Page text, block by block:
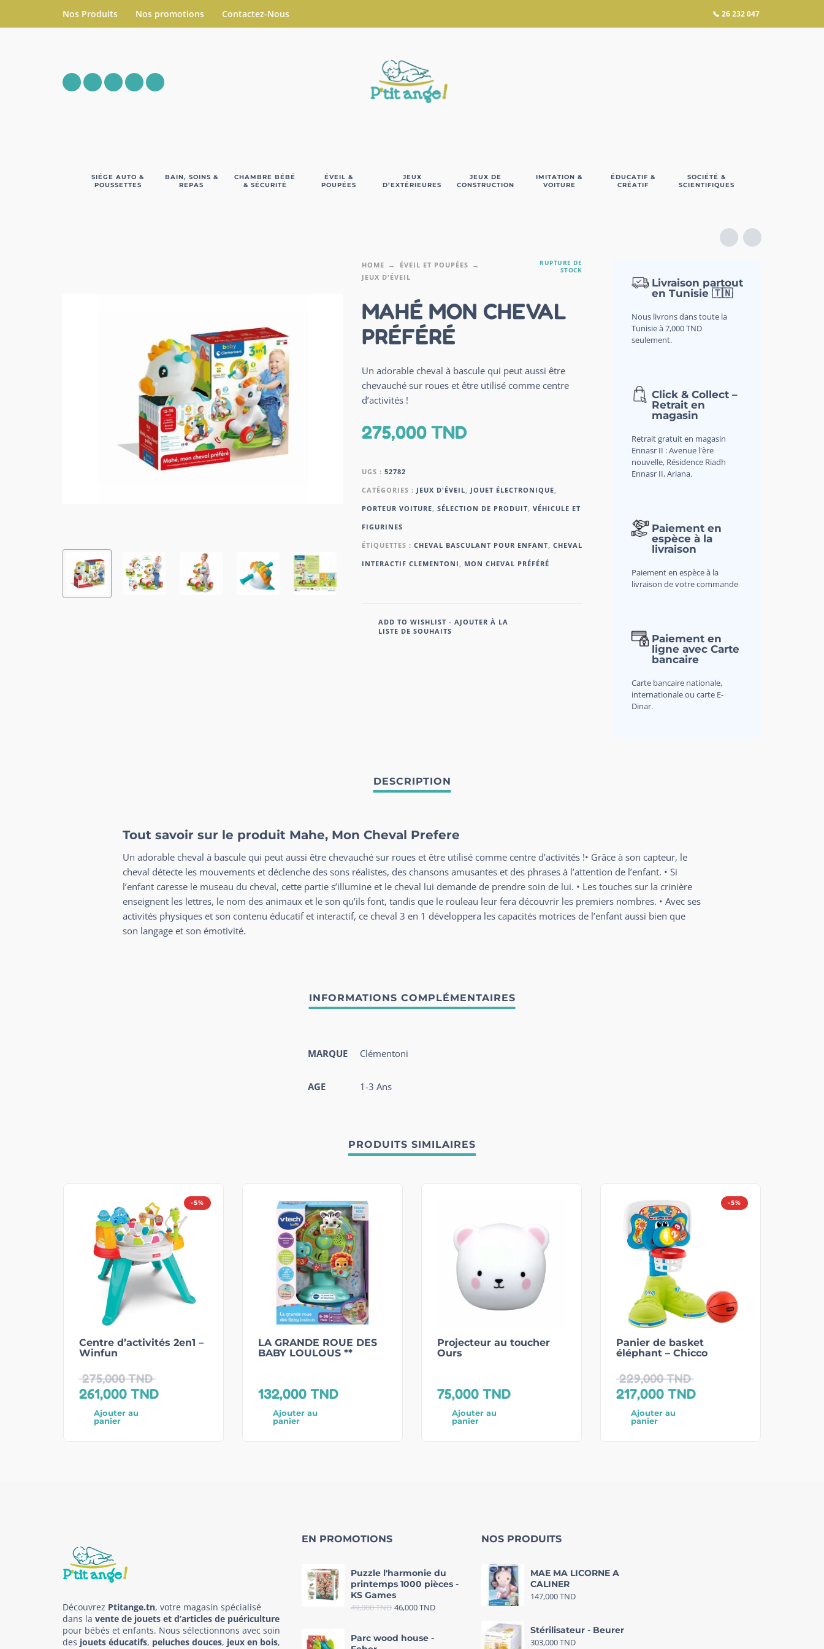
Nos Produits Nos promotions Contactez-Nous 📞 26 232 047
SIÉGE AUTO &
POUSSETTES
BAIN, SOINS &
REPAS
CHAMBRE BÉBÉ
& SÉCURITÉ
ÉVEIL &
POUPÉES
JEUX
D’EXTÉRIEURES
JEUX DE
CONSTRUCTION
IMITATION &
VOITURE
ÉDUCATIF &
CRÉATIF
SOCIÉTÉ &
SCIENTIFIQUES
HOME
ÉVEIL ET POUPÉES
JEUX D'ÉVEIL
RUPTURE DE
STOCK
MAHÉ MON CHEVAL
PRÉFÉRÉ
Un adorable cheval à bascule qui peut aussi être
chevauché sur roues et être utilisé comme centre
d’activités !
275,000TND
UGS : 52782
CATÉGORIES : JEUX D'ÉVEIL, JOUET ÉLECTRONIQUE,
PORTEUR VOITURE, SÉLECTION DE PRODUIT, VÉHICULE ET
FIGURINES
ÉTIQUETTES : CHEVAL BASCULANT POUR ENFANT, CHEVAL
INTERACTIF CLEMENTONI , MON CHEVAL PRÉFÉRÉ
ADD TO WISHLIST - AJOUTER À LA
LISTE DE SOUHAITS
Livraison partout
en Tunisie 🇹🇳
Nous livrons dans toute la
Tunisie à 7,000 TND
seulement.
Click & Collect –
Retrait en
magasin
Retrait gratuit en magasin
Ennasr II : Avenue l'ère
nouvelle, Résidence Riadh
Ennasr II, Ariana.
Paiement en
espèce à la
livraison
Paiement en espèce à la
livraison de votre commande
Paiement en
ligne avec Carte
bancaire
Carte bancaire nationale,
internationale ou carte E-
Dinar.
Tout savoir sur le produit Mahe, Mon Cheval Prefere
Un adorable cheval à bascule qui peut aussi être chevauché sur roues et être utilisé comme centre d’activités !• Grâce à son capteur, le
cheval détecte les mouvements et déclenche des sons réalistes, des chansons amusantes et des phrases à l’attention de l’enfant. • Si
l’enfant caresse le museau du cheval, cette partie s’illumine et le cheval lui demande de prendre soin de lui. • Les touches sur la crinière
enseignent les lettres, le nom des animaux et le son qu’ils font, tandis que le rouleau leur fera découvrir les premiers nombres. • Avec ses
activités physiques et son contenu éducatif et interactif, ce cheval 3 en 1 développera les capacités motrices de l’enfant aussi bien que
son langage et son émotivité.
MARQUE Clémentoni
AGE 1-3 Ans
PRODUITS SIMILAIRES
-5%
Centre d’activités 2en1 –
Winfun
275,000TND
261,000 TND
Ajouter au
panier
LA GRANDE ROUE DES
BABY LOULOUS **
132,000 TND
Ajouter au
panier
Projecteur au toucher
Ours
75,000 TND
Ajouter au
panier
-5%
Panier de basket
éléphant – Chicco
229,000TND
217,000 TND
Ajouter au
panier
Découvrez Ptitange.tn, votre magasin spécialisé
dans la vente de jouets et d’articles de puériculture
pour bébés et enfants. Nous sélectionnons avec soin
des jouets éducatifs, peluches douces, jeux en bois,
EN PROMOTIONS
Puzzle l'harmonie du
printemps 1000 pièces -
KS Games
49,000TND 46,000TND
Parc wood house -
NOS PRODUITS
MAE MA LICORNE A
CALINER
147,000TND
Stérilisateur - Beurer
303,000TND